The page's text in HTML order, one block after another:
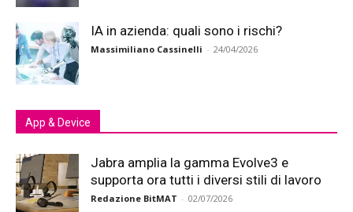
IA in azienda: quali sono i rischi?
Massimiliano Cassinelli - 24/04/2026
App & Device
Jabra amplia la gamma Evolve3 e
supporta ora tutti i diversi stili di lavoro
Redazione BitMAT - 02/07/2026